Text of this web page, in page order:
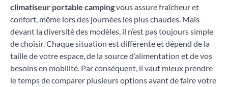
climatiseur portable campingvous assure fraîcheur et
confort, même lors des journées les plus chaudes. Mais
devant la diversité des modèles, il n’est pas toujours simple
de choisir. Chaque situation est différente et dépend de la
taille de votre espace, de la source d’alimentation et de vos
besoins en mobilité. Par conséquent, il vaut mieux prendre
le temps de comparer plusieurs options avant de faire votre